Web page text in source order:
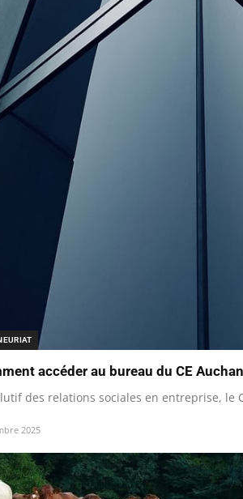
accéder au bureau du CE
des relations sociales en entreprise, le
2025